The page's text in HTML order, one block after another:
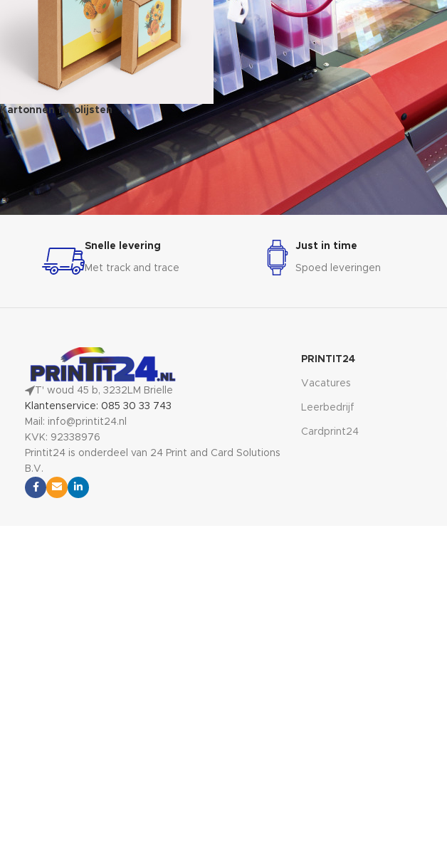
Kartonnen fotolijsten
Snelle levering
Met track and trace
Just in time
Spoed leveringen
T' woud 45 b, 3232LM Brielle
Klantenservice: 085 30 33 743
Mail: info@printit24.nl
KVK: 92338976
Printit24 is onderdeel van 24 Print and Card Solutions
B.V.
PRINTIT24
Vacatures
Leerbedrijf
Cardprint24